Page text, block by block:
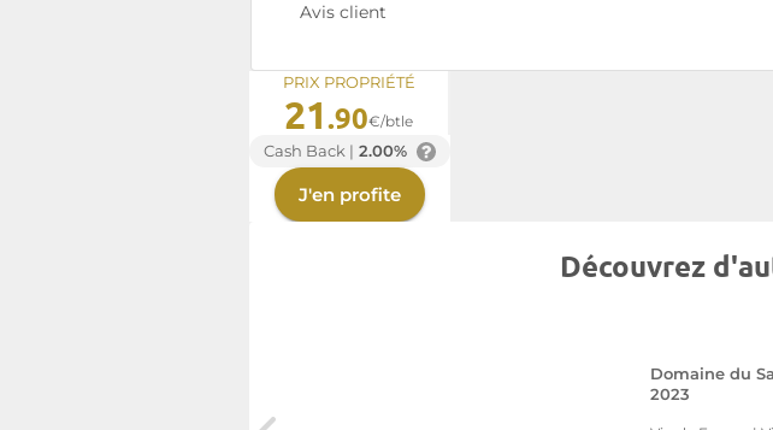
Avis client
PRIX PROPRIÉTÉ
21.90€/btle
Cash Back | 2.00%
J'en profite
Découvrez
Domaine du
2023